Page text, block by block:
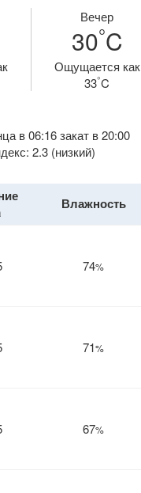
Вечер
30°C
Ощущается как
33°C
в 06:16 закат в 20:00
2.3 (низкий)
Влажность
74%
71%
67%